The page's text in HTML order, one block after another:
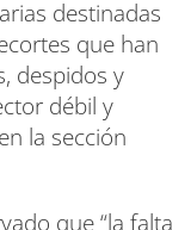
destinadas
que han
despidos y
débil y
la sección
que “la falta